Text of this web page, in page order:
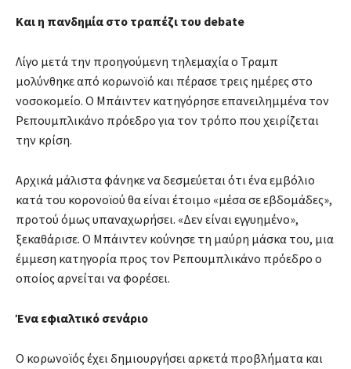
Και η πανδημία στο τραπέζι του debate
Λίγο μετά την προηγούμενη τηλεμαχία ο Τραμπ
μολύνθηκε από κορωνοϊό και πέρασε τρεις ημέρες στο
νοσοκομείο. Ο Μπάιντεν κατηγόρησε επανειλημμένα τον
Ρεπουμπλικάνο πρόεδρο για τον τρόπο που χειρίζεται
την κρίση.
Αρχικά μάλιστα φάνηκε να δεσμεύεται ότι ένα εμβόλιο
κατά του κορονοϊού θα είναι έτοιμο «μέσα σε εβδομάδες»,
προτού όμως υπαναχωρήσει. «Δεν είναι εγγυημένο»,
ξεκαθάρισε. Ο Μπάιντεν κούνησε τη μαύρη μάσκα του, μια
έμμεση κατηγορία προς τον Ρεπουμπλικάνο πρόεδρο ο
οποίος αρνείται να φορέσει.
Ένα εφιαλτικό σενάριο
Ο κορωνοϊός έχει δημιουργήσει αρκετά προβλήματα και